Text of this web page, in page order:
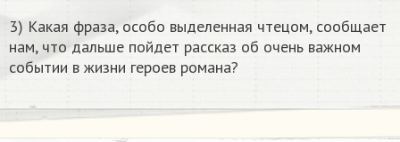
3) Какая фраза, особо выделенная чтецом, сообщает
нам, что дальше пойдет рассказ об очень важном
событии в жизни героев романа?